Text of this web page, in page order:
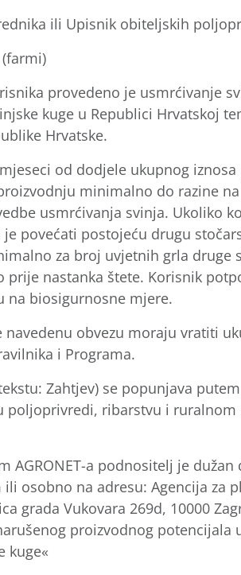
ili Upisnik obiteljskih
provedeno je usmrćivanje
kuge u Republici Hrvatskoj
Hrvatske.
od dodjele ukupnog
minimalno do razine
usmrćivanja svinja. Ukoliko
povećati postojeću drugu
za broj uvjetnih grla druge
prije nastanka štete. Korisnik
na biosigurnosne mjere.
obvezu moraju vratiti
i Programa.
Zahtjev) se popunjava putem
poljoprivredi, ribarstvu i
AGRONET-a podnositelj je
osobno na adresu: Agencija za
grada Vukovara 269d, 10000
proizvodnog potencijala
kuge«